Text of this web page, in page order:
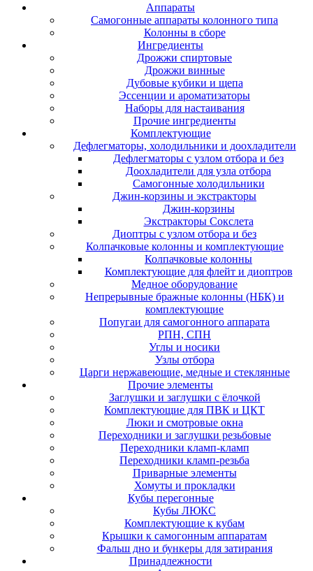
Аппараты
Самогонные аппараты колонного типа
Колонны в сборе
Ингредиенты
Дрожжи спиртовые
Дрожжи винные
Дубовые кубики и щепа
Эссенции и ароматизаторы
Наборы для настаивания
Прочие ингредиенты
Комплектующие
Дефлегматоры, холодильники и доохладители
Дефлегматоры с узлом отбора и без
Доохладители для узла отбора
Самогонные холодильники
Джин-корзины и экстракторы
Джин-корзины
Экстракторы Сокслета
Диоптры с узлом отбора и без
Колпачковые колонны и комплектующие
Колпачковые колонны
Комплектующие для флейт и диоптров
Медное оборудование
Непрерывные бражные колонны (НБК) и
комплектующие
Попугаи для самогонного аппарата
РПН, СПН
Углы и носики
Узлы отбора
Царги нержавеющие, медные и стеклянные
Прочие элементы
Заглушки и заглушки с ёлочкой
Комплектующие для ПВК и ЦКТ
Люки и смотровые окна
Переходники и заглушки резьбовые
Переходники кламп-кламп
Переходники кламп-резьба
Приварные элементы
Хомуты и прокладки
Кубы перегонные
Кубы ЛЮКС
Комплектующие к кубам
Крышки к самогонным аппаратам
Фальш дно и бункеры для затирания
Принадлежности